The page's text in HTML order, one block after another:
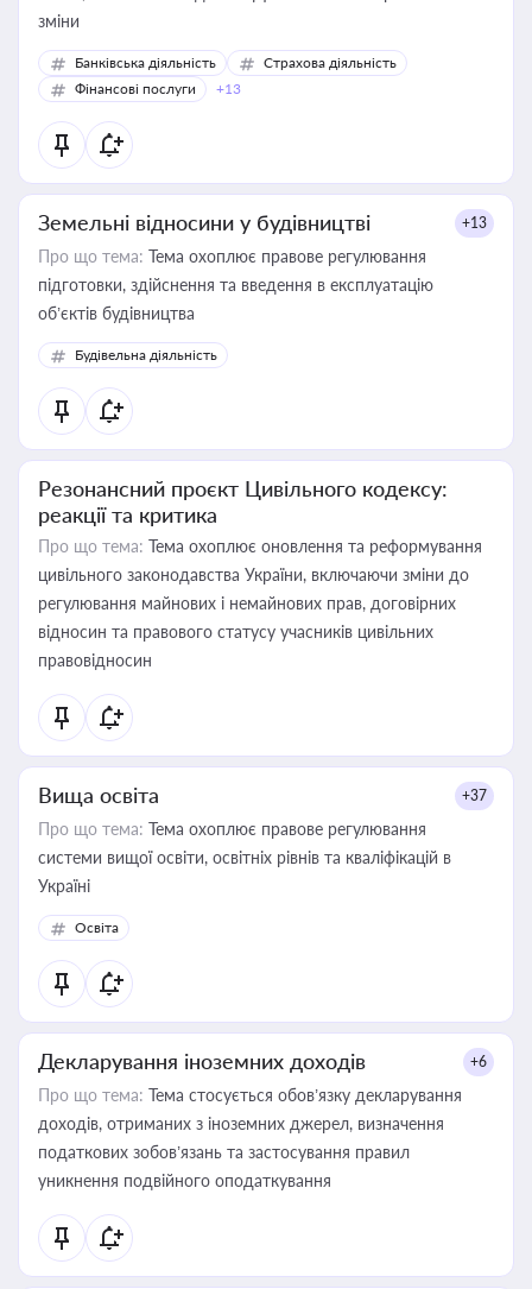
зміни
Банківська діяльність
Страхова діяльність
Фінансові послуги
+13
Земельні відносини у будівництві +13
Про що тема: Тема охоплює правове регулювання
підготовки, здійснення та введення в експлуатацію
об’єктів будівництва
Будівельна діяльність
Резонансний проєкт Цивільного кодексу:
реакції та критика
Про що тема: Тема охоплює оновлення та реформування
цивільного законодавства України, включаючи зміни до
регулювання майнових і немайнових прав, договірних
відносин та правового статусу учасників цивільних
правовідносин
Вища освіта +37
Про що тема: Тема охоплює правове регулювання
системи вищої освіти, освітніх рівнів та кваліфікацій в
Україні
Освіта
Декларування іноземних доходів +6
Про що тема: Тема стосується обов’язку декларування
доходів, отриманих з іноземних джерел, визначення
податкових зобов’язань та застосування правил
уникнення подвійного оподаткування